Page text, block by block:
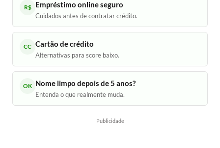
R$ Empréstimo online seguro
Cuidados antes de contratar crédito.
CC Cartão de crédito
Alternativas para score baixo.
OK Nome limpo depois de 5 anos?
Entenda o que realmente muda.
Publicidade